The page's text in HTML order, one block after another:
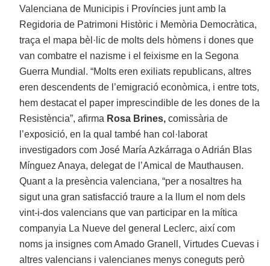
Valenciana de Municipis i Províncies junt amb la
Regidoria de Patrimoni Històric i Memòria Democràtica,
traça el mapa bèl·lic de molts dels hòmens i dones que
van combatre el nazisme i el feixisme en la Segona
Guerra Mundial. “Molts eren exiliats republicans, altres
eren descendents de l’emigració econòmica, i entre tots,
hem destacat el paper imprescindible de les dones de la
Resistència”, afirma Rosa Brines, comissària de
l’exposició, en la qual també han col·laborat
investigadors com José María Azkárraga o Adrián Blas
Mínguez Anaya, delegat de l’Amical de Mauthausen.
Quant a la presència valenciana, “per a nosaltres ha
sigut una gran satisfacció traure a la llum el nom dels
vint-i-dos valencians que van participar en la mítica
companyia La Nueve del general Leclerc, així com
noms ja insignes com Amado Granell, Virtudes Cuevas i
altres valencians i valencianes menys coneguts però